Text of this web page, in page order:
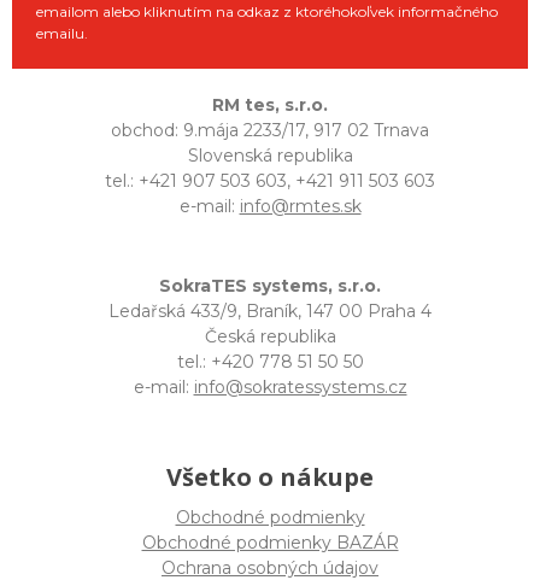
emailom alebo kliknutím na odkaz z ktoréhokoľvek informačného
emailu.
RM tes, s.r.o.
obchod: 9.mája 2233/17, 917 02 Trnava
Slovenská republika
tel.: +421 907 503 603, +421 911 503 603
e-mail: info@rmtes.sk
SokraTES systems, s.r.o.
Ledařská 433/9, Braník, 147 00 Praha 4
Česká republika
tel.: +420 778 51 50 50
e-mail: info@sokratessystems.cz
Všetko o nákupe
Obchodné podmienky
Obchodné podmienky BAZÁR
Ochrana osobných údajov